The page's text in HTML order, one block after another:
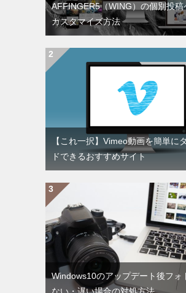
AFFINGER5（WING）の個別投稿
カスタマイズ方法
【これ一択】Vimeo動画を簡単に
ドできるおすすめサイト
Windows10のアップデート後フォ
ない・遅い場合の対処方法